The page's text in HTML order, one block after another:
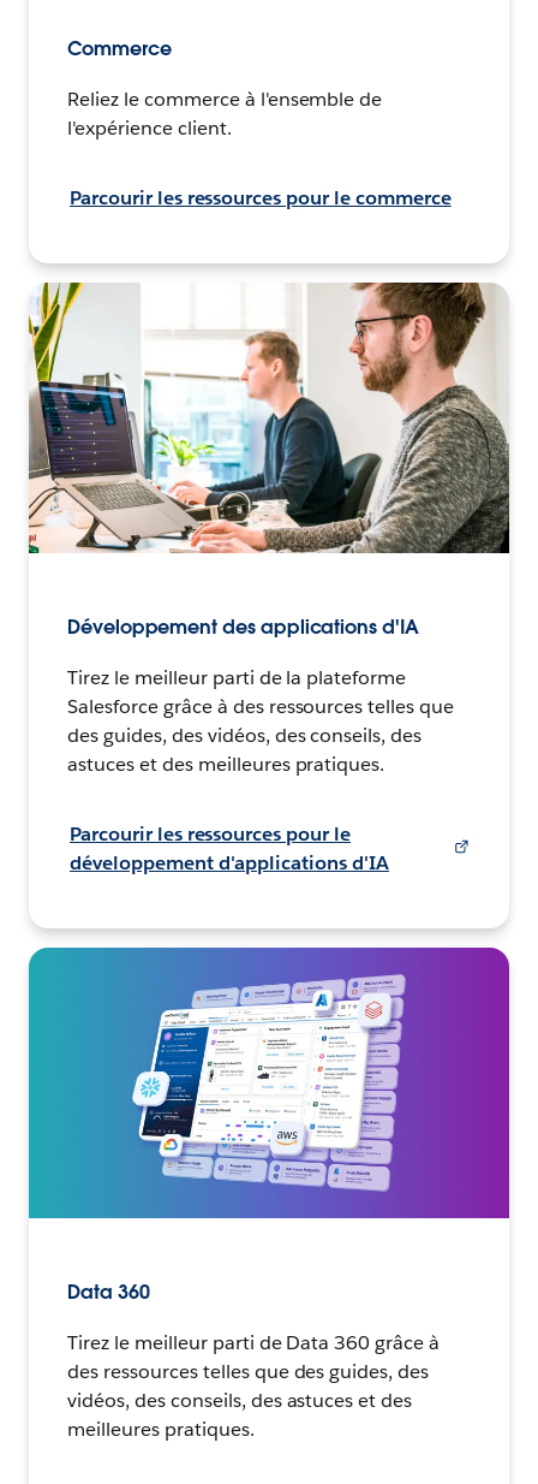
Commerce
Reliez le commerce à l'ensemble de
l'expérience client.
Parcourir les ressources pour le commerce
Développement des applications d'IA
Tirez le meilleur parti de la plateforme
Salesforce grâce à des ressources telles que
des guides, des vidéos, des conseils, des
astuces et des meilleures pratiques.
Parcourir les ressources pour le
développement d'applications d'IA
Data 360
Tirez le meilleur parti de Data 360 grâce à
des ressources telles que des guides, des
vidéos, des conseils, des astuces et des
meilleures pratiques.